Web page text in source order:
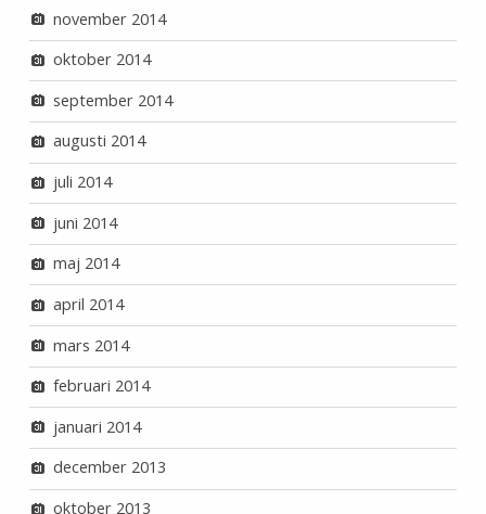
november 2014
oktober 2014
september 2014
augusti 2014
juli 2014
juni 2014
maj 2014
april 2014
mars 2014
februari 2014
januari 2014
december 2013
oktober 2013